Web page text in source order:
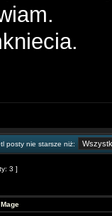
posty nie starsze niż:
3 ]
Mage